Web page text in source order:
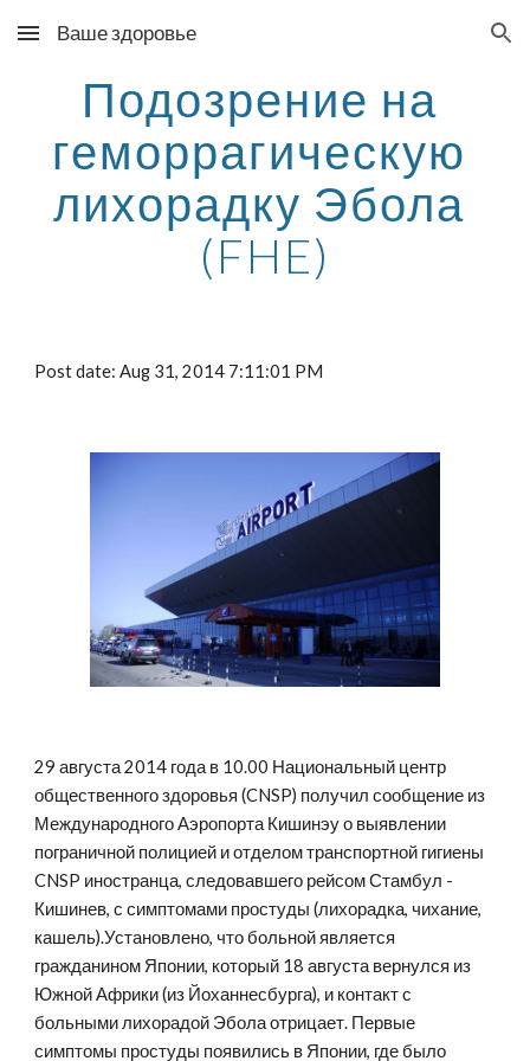
Skip to main content Skip to navigation
Ваше здоровье
Подозрение на
геморрагическую
лихорадку Эбола
(FHE)
Post date: Aug 31, 2014 7:11:01 PM
29 августа 2014 года в 10.00 Национальный центр
общественного здоровья (CNSP) получил сообщение из
Международного Аэропорта Кишинэу о выявлении
пограничной полицией и отделом транспортной гигиены
CNSP иностранца, следовавшего рейсом Стамбул -
Кишинев, с симптомами простуды (лихорадка, чихание,
кашель).Установлено, что больной является
гражданином Японии, который 18 августа вернулся из
Южной Африки (из Йоханнесбурга), и контакт с
больными лихорадой Эбола отрицает. Первые
симптомы простуды появились в Японии, где было